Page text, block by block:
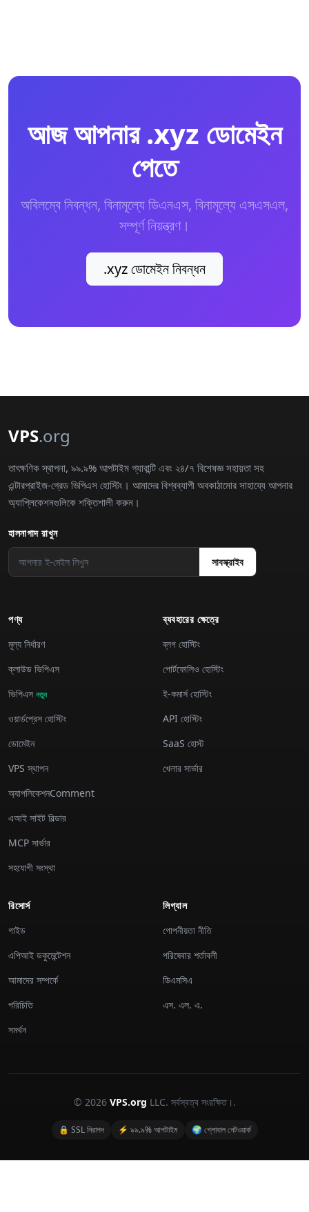
আজ আপনার .xyz ডোমেইন
পেতে
অবিলম্বে নিবন্ধন, বিনামূল্যে ডিএনএস, বিনামূল্যে এসএসএল,
সম্পূর্ণ নিয়ন্ত্রণ।
.xyz ডোমেইন নিবন্ধন
VPS.org
তাৎক্ষণিক স্থাপনা, ৯৯.৯% আপটাইম গ্যারান্টি এবং ২৪/৭ বিশেষজ্ঞ সহায়তা সহ
এন্টারপ্রাইজ-গ্রেড ভিপিএস হোস্টিং। আমাদের বিশ্বব্যাপী অবকাঠামোর সাহায্যে আপনার
অ্যাপ্লিকেশনগুলিকে শক্তিশালী করুন।
হালনাগাদ রাখুন
সাবস্ক্রাইব
পণ্য
মূল্য নির্ধারণ
ক্লাউড ভিপিএস
ভিপিএস নতুন
ওয়ার্ডপ্রেস হোস্টিং
ডোমেইন
VPS স্থাপন
অ্যাপলিকেশনComment
এআই সাইট বিল্ডার
MCP সার্ভার
সহযোগী সংস্থা
ব্যবহারের ক্ষেত্রে
ব্লগ হোস্টিং
পোর্টফোলিও হোস্টিং
ই-কমার্স হোস্টিং
API হোস্টিং
SaaS হোস্ট
খেলার সার্ভার
রিসোর্স
গাইড
এপিআই ডকুমেন্টেশন
আমাদের সম্পর্কে
পরিচিতি
সমর্থন
লিগ্যাল
গোপনীয়তা নীতি
পরিষেবার শর্তাবলী
ডিএমসিএ
এস. এল. এ.
© 2026 VPS.org LLC. সর্বস্বত্ব সংরক্ষিত।.
🔒 SSL নিরাপদ ⚡ ৯৯.৯% আপটাইম 🌍 গ্লোবাল নেটওয়ার্ক